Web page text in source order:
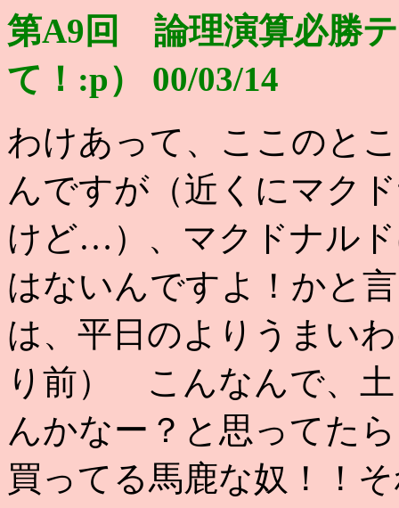
第A9回 論理演算必勝
て！:p） 00/03/14
わけあって、ここのと
んですが（近くにマク
けど…）、マクドナル
はないんですよ！かと
は、平日のよりうまい
り前） こんなんで、
んかなー？と思ってた
買ってる馬鹿な奴！！